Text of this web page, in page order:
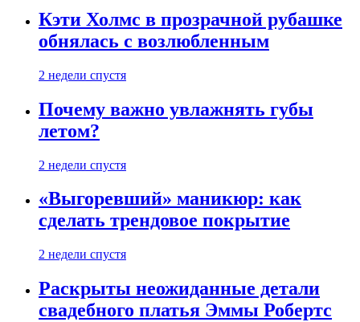
Кэти Холмс в прозрачной рубашке
обнялась с возлюбленным
2 недели спустя
Почему важно увлажнять губы
летом?
2 недели спустя
«Выгоревший» маникюр: как
сделать трендовое покрытие
2 недели спустя
Раскрыты неожиданные детали
свадебного платья Эммы Робертс